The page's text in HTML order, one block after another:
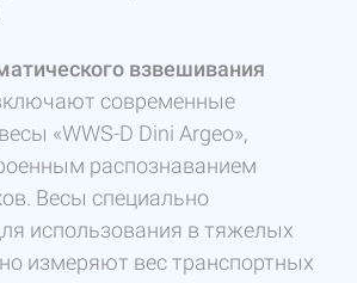
взвешивания
современные
«WWS-D Dini Argeo»,
распознаванием
Весы специально
использования в тяжелых
измеряют вес транспортных